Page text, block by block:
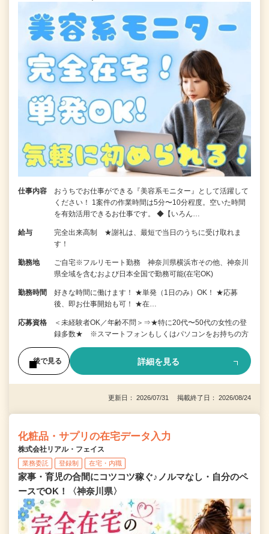
仕事内容
おうちでお仕事ができる『美容系モニター』として活躍して
ください！ 1案件の作業時間は5分〜10分程度。空いた時間
を有効活用できるお仕事です。 ◆【いろん…
給与
完全出来高制 ★謝礼は、最短で当日のうちに受け取れま
す！
勤務地
ご自宅※フルリモート勤務 神奈川県横浜市その他、神奈川
県全域を含むおよび日本全国で勤務可能(在宅OK)
勤務時間
好きな時間に働けます！ ★単発（1日のみ）OK！ ★応募
後、即お仕事開始も可！ ★在…
応募資格
＜未経験者OK／年齢不問＞⇒★特に20代〜50代の女性の登
録多数★ ※スマートフォンもしくはパソコンをお持ちの方
後で見る 詳細を見る
更新日： 2026/07/31 掲載終了日： 2026/08/24
化粧品・サプリの在宅データ入力
株式会社リアル・フェイス
業務委託 登録制 在宅・内職
家事・育児の合間にコツコツ稼ぐ♪ノルマなし・自分のペ
ースでOK！〈神奈川県〉